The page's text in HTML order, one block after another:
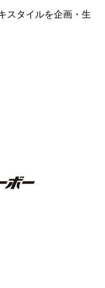
スタイルを企画・生